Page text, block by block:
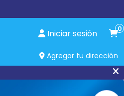
Iniciar sesión 0
Agregar tu dirección